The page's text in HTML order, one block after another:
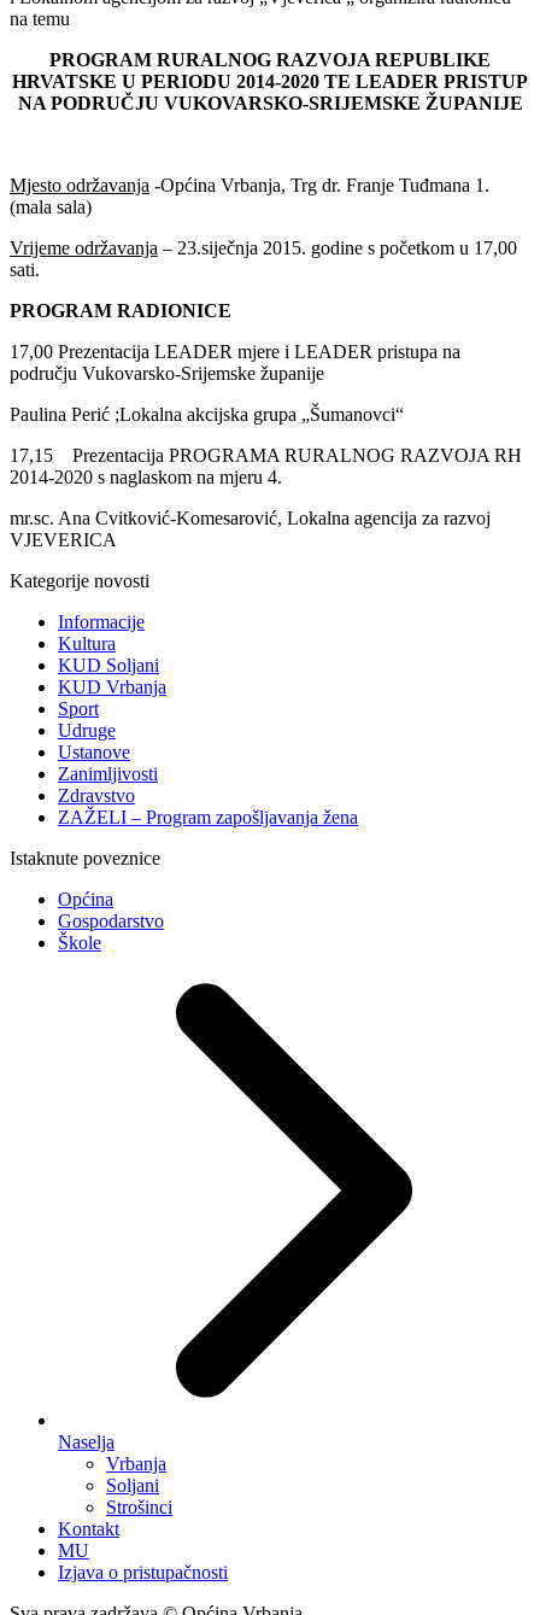
na temu
PROGRAM RURALNOG RAZVOJA REPUBLIKE
HRVATSKE U PERIODU 2014-2020 TE LEADER PRISTUP
NA PODRUČJU VUKOVARSKO-SRIJEMSKE ŽUPANIJE
Mjesto održavanja -Općina Vrbanja, Trg dr. Franje Tuđmana 1.
(mala sala)
Vrijeme održavanja – 23.siječnja 2015. godine s početkom u 17,00
sati.
PROGRAM RADIONICE
17,00 Prezentacija LEADER mjere i LEADER pristupa na
području Vukovarsko-Srijemske županije
Paulina Perić ;Lokalna akcijska grupa „Šumanovci“
17,15 Prezentacija PROGRAMA RURALNOG RAZVOJA RH
2014-2020 s naglaskom na mjeru 4.
mr.sc. Ana Cvitković-Komesarović, Lokalna agencija za razvoj
VJEVERICA
Kategorije novosti
Informacije
Kultura
KUD Soljani
KUD Vrbanja
Sport
Udruge
Ustanove
Zanimljivosti
Zdravstvo
ZAŽELI – Program zapošljavanja žena
Istaknute poveznice
Općina
Gospodarstvo
Škole
Naselja
Vrbanja
Soljani
Strošinci
Kontakt
MU
Izjava o pristupačnosti